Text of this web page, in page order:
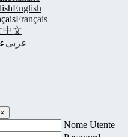
English
Français
中文
عربى
×
Nome Utente